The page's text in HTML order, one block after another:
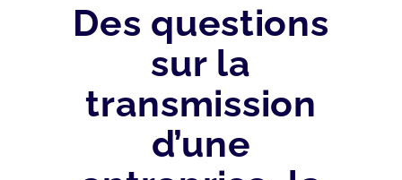
Des questions
sur la
transmission
d’une